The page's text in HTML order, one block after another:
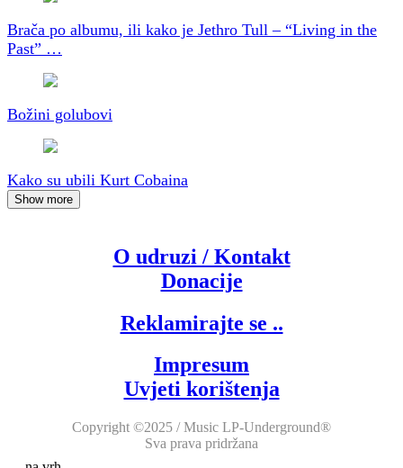
Brača po albumu, ili kako je Jethro Tull – “Living in the
Past” …
Božini golubovi
Kako su ubili Kurt Cobaina
Show more
O udruzi / Kontakt
Donacije
Reklamirajte se ..
Impresum
Uvjeti korištenja
Copyright ©2025 / Music LP-Underground®
Sva prava pridržana